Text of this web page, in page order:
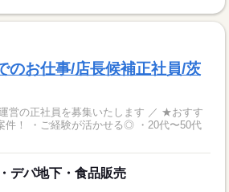
のお仕事/店長候補正社員/茨
正社員を募集いたします ／ ★おすす
デパ地下・食品販売